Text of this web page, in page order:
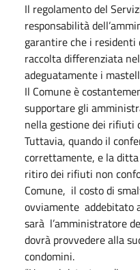
Il regolamento del
responsabilità
garantire che i residenti
raccolta differenziata
adeguatamente i
Il Comune è
supportare gli
nella gestione dei rifiuti
Tuttavia, quando il
correttamente, e la
ritiro dei rifiuti non
Comune, il costo di
ovviamente addebitato
sarà l’amministratore
dovrà provvedere alla
condomini.